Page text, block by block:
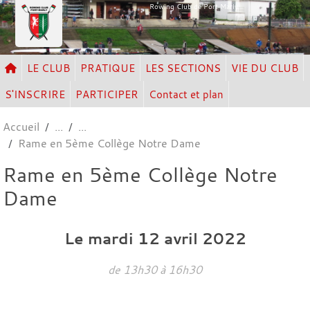
Rowing Club de Port Marly
LE CLUB PRATIQUE LES SECTIONS
VIE DU CLUB
S'INSCRIRE
PARTICIPER Contact et plan
Accueil
Rame en 5ème Collège Notre Dame
Rame en 5ème Collège Notre
Dame
Le mardi 12 avril 2022
de 13h30 à 16h30
Panneau de gestion des cookies